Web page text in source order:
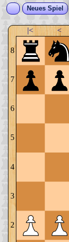
Neues Spiel
|< <
8
7
6
5
4
3
2